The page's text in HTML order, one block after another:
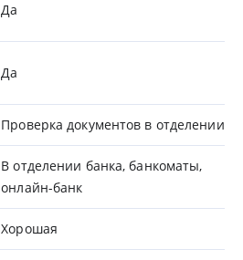
Да
Да
Проверка документов в отделении
В отделении банка, банкоматы,
онлайн-банк
Хорошая